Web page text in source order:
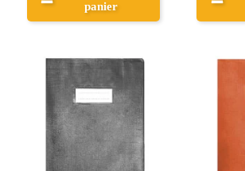
panier